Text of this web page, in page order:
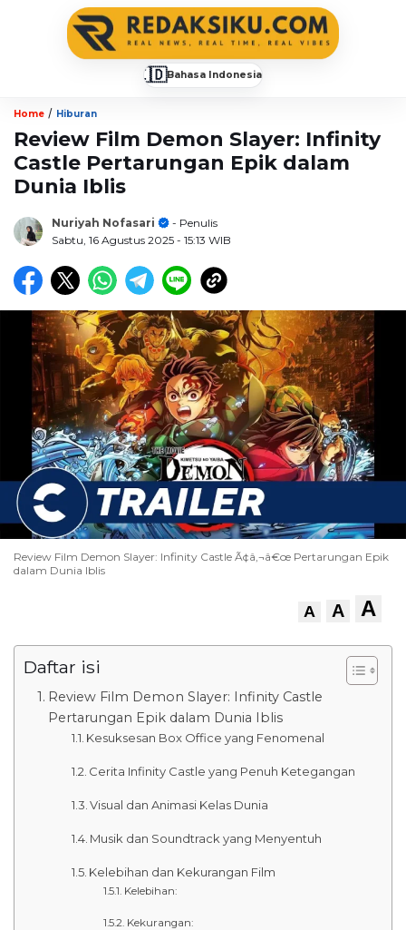
🇮🇩Bahasa Indonesia
Home / Hiburan
Review Film Demon Slayer: Infinity
Castle Pertarungan Epik dalam
Dunia Iblis
Nuriyah Nofasari
- Penulis
Sabtu, 16 Agustus 2025 - 15:13 WIB
Review Film Demon Slayer: Infinity Castle Ã¢â‚¬â€œ Pertarungan Epik
dalam Dunia Iblis
A A A
Daftar isi
Review Film Demon Slayer: Infinity Castle
Pertarungan Epik dalam Dunia Iblis
Kesuksesan Box Office yang Fenomenal
Cerita Infinity Castle yang Penuh Ketegangan
Visual dan Animasi Kelas Dunia
Musik dan Soundtrack yang Menyentuh
Kelebihan dan Kekurangan Film
Kelebihan:
Kekurangan: